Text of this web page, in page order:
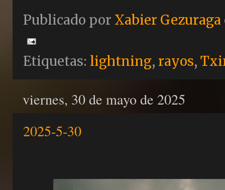
Publicado por Xabier Gezuraga
Etiquetas: lightning, rayos,
viernes, 30 de mayo de 2025
2025-5-30